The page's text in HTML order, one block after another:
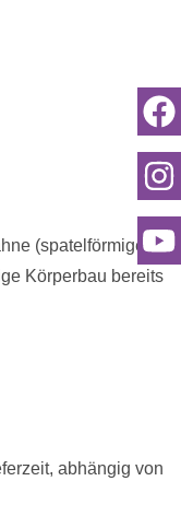
(spatelförmige
Körperbau bereits
abhängig von